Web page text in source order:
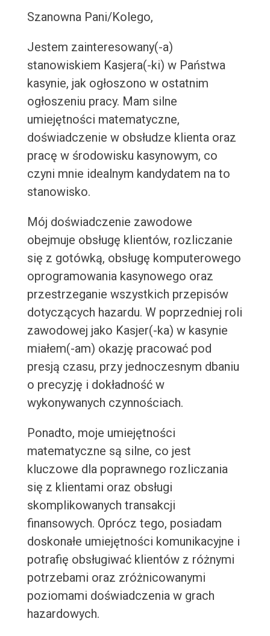
Szanowna Pani/Kolego,
Jestem zainteresowany(-a)
stanowiskiem Kasjera(-ki) w Państwa
kasynie, jak ogłoszono w ostatnim
ogłoszeniu pracy. Mam silne
umiejętności matematyczne,
doświadczenie w obsłudze klienta oraz
pracę w środowisku kasynowym, co
czyni mnie idealnym kandydatem na to
stanowisko.
Mój doświadczenie zawodowe
obejmuje obsługę klientów, rozliczanie
się z gotówką, obsługę komputerowego
oprogramowania kasynowego oraz
przestrzeganie wszystkich przepisów
dotyczących hazardu. W poprzedniej roli
zawodowej jako Kasjer(-ka) w kasynie
miałem(-am) okazję pracować pod
presją czasu, przy jednoczesnym dbaniu
o precyzję i dokładność w
wykonywanych czynnościach.
Ponadto, moje umiejętności
matematyczne są silne, co jest
kluczowe dla poprawnego rozliczania
się z klientami oraz obsługi
skomplikowanych transakcji
finansowych. Oprócz tego, posiadam
doskonałe umiejętności komunikacyjne i
potrafię obsługiwać klientów z różnymi
potrzebami oraz zróżnicowanymi
poziomami doświadczenia w grach
hazardowych.